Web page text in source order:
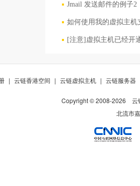
Jmail 发送邮件的例子2
如何使用我的虚拟主机
[注意]虚拟主机已经开
| 云链香港空间 | 云链虚拟主机 | 云链服务器
Copyright © 2008-2026
云
北流市